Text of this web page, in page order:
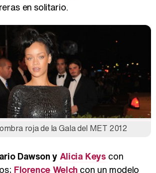
en solitario.
roja de la Gala del MET 2012
Dawson yAlicia Keys con
Florence Welch con un modelo